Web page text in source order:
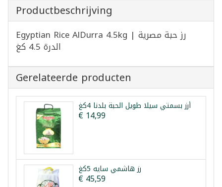
Productbeschrijving
Egyptian Rice AlDurra 4.5kg | رز حبة مصرية
الدرة 4.5 كغ
Gerelateerde producten
أرز بسمتي سيلا طويل الحبة بلدنا 4كغ
€ 14,99
رز هاشمي سايه 5كغ
€ 45,59